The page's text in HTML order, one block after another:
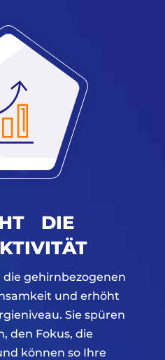
DIE
gehirnbezogenen
und erhöht
Sie spüren
den Fokus, die
können so Ihre